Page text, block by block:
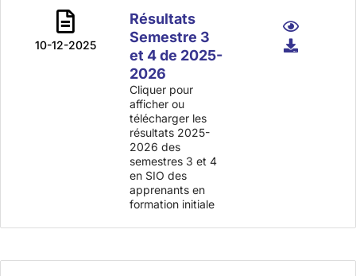
10-12-2025
Résultats
Semestre 3
et 4 de 2025-
2026
Cliquer pour
afficher ou
télécharger les
résultats 2025-
2026 des
semestres 3 et 4
en SIO des
apprenants en
formation initiale